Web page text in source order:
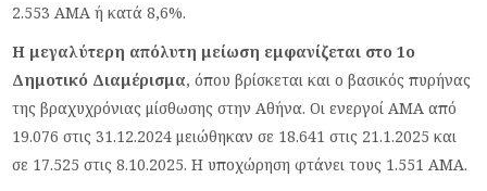
2.553 ΑΜΑ ή κατά 8,6%.
Η μεγαλύτερη απόλυτη μείωση εμφανίζεται στο 1ο
Δημοτικό Διαμέρισμα, όπου βρίσκεται και ο βασικός πυρήνας
της βραχυχρόνιας μίσθωσης στην Αθήνα. Οι ενεργοί ΑΜΑ από
19.076 στις 31.12.2024 μειώθηκαν σε 18.641 στις 21.1.2025 και
σε 17.525 στις 8.10.2025. Η υποχώρηση φτάνει τους 1.551 ΑΜΑ.